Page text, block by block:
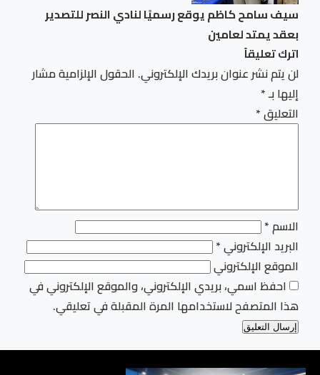
سيف سامح كاظم يوقع رسميًا لنادي النصر للتصدير
بعقد يمتد لعامين
اترك تعليقاً
لن يتم نشر عنوان بريدك الإلكتروني. الحقول الإلزامية مشار
إليها بـ*
التعليق*
الاسم*
البريد الإلكتروني*
الموقع الإلكتروني
احفظ اسمي، بريدي الإلكتروني، والموقع الإلكتروني في
هذا المتصفح لاستخدامها المرة المقبلة في تعليقي.